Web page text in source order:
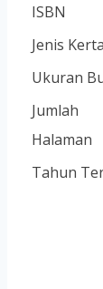
ISBN
Jenis
Ukuran
Jumlah
Halaman
Tahun